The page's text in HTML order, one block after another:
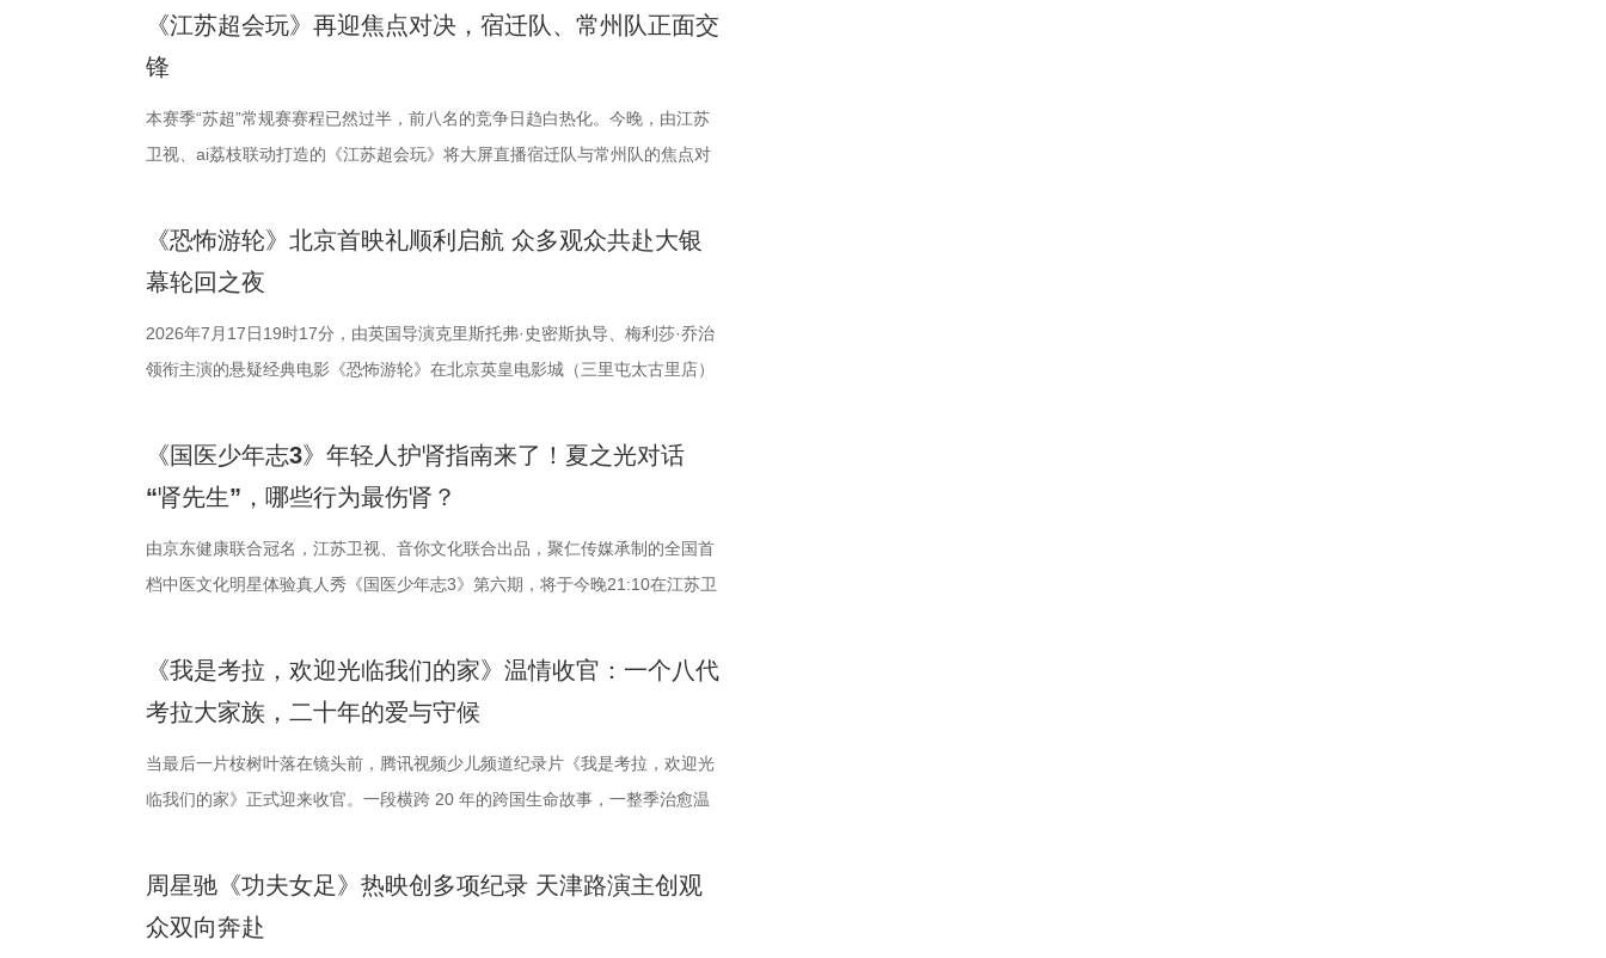
作，点亮IP改编新航向 作为本次活动的核心环节，第二届“中子星·小说月报影
《小说月报》《小说月报·大字版》《小说月报原创版》《科幻立方》四本知
名文学期刊2024年第9期至2025年第12期上刊载的480余篇小说中甄选出最具
影视改编潜力的佳作，旨在为影视行业输送优质文本，搭建文学与影视高效对
复评阶段共有18篇作品入围，涵盖短篇、中篇、科幻三大类别。经过终评评委
终评的9篇作品分别为： 活动现场，主办方为上榜作者颁发荣誉证书。榜单活
动总策划及推介人、著名编剧、导演陈宇对上榜作品进行了影视改编价值推
介。他结合市场前景与创作经验，深度剖析了每部作品的故事内核、人物塑造
引。 第二届“中子星·小说月报影视改编价值潜力榜”的圆满落幕不仅是对过往
耕优质文本，期待更多好故事从这里走向荧幕，持续为影视产业的高质量发展
注入不竭动力。 产业共振：1992造梦局开街，构筑影视文旅新地标 本次活动
的另一大亮点是1992造梦局的正式开街。作为盐城“短剧之城”建设的核心载
化”的全产业链影视生态。街区不仅拥有多种主题的实景拍摄基地，还配套了
站拍遍”的影视拍摄服务目标。 1992造梦局的开街，标志着盐城在影视文化产
业布局上迈出了坚实一步。潜力榜活动与街区载体的深度融合，将有效推动优
质文学IP在盐城落地转化，实现“内容”与“场景”的无缝对接。通过导入优质产
配套体系。 多方联动：共筑影视生态，赋能盐城文旅新篇 本次活动不仅是优
场，江苏世纪新城集团、中子星影业、百花文艺出版社共同签署了战略合作协
「观看」「典礼」「理解」「生活」「参与」五大主题活动单元，邀请每一个
连接的集体体验。 同步发布的主视觉海报与主题活动单元海报，以常熟热门徒
步路线“雄鹰线”为灵感、以“雕刻现在 飞向未来”为寓意，绚烂的湖面与斑斓的
线路相映成趣，将为观众打开一条光影与现实交织的道路，解锁影像艺术与城
湖光嘉年华下属的「观看」单元，将精选中外经典电影，为观众献上兼具艺术
深度融合常熟的自然肌理与人文底蕴，在常熟的湖光山色里搭建户外银幕，让
观众在不同的自然与文化场域中，获得前所未有的沉浸式光影体验。本次展映
影片，都将通过公益放映形式开放预约，借此让电影回归大众。 「典礼」单元
以“回望十年光影、致敬同行伙伴、开启全新未来”为主线，在表彰“拾光影人”
一个黄金时代的篇章。 每一次思想的碰撞，都将抵达梦的更深处 作为湖光嘉
年华的精神角落，「理解」单元将为观众呈现对谈系列活动。「沙龙」将以环
形交流、开放互动与轻社交形式，为不同电影爱好者提供一个全方位交流学习
打造专业电影课堂。「工作坊」将以沉浸式实践工作坊的形式，拓宽创作边
撞。 「参与」单元则将通过「光影极客限时创作赛」，面向全国遴选优质AI短
视频创作者，开展限时20小时的创作竞赛主题沙龙与作品展映，让更多人享受
“造梦”的乐趣。 梦的乐园不止光影，编织更多现实的乐趣 在电影之外，湖光嘉
活烟火气的沉浸式体验。「特色市集」结合电影元素，打造一场融合艺术灵感
律互动中点燃欢乐氛围。「全城多巴胺激活计划」则将贯穿全城开展打卡活
《江苏超会玩》再迎焦点对决，宿迁队、常州队正面交
锋
本赛季“苏超”常规赛赛程已然过半，前八名的竞争日趋白热化。今晚，由江苏
卫视、ai荔枝联动打造的《江苏超会玩》将大屏直播宿迁队与常州队的焦点对
袂为大家带来比赛的精彩解读。目前，在积分榜上，宿迁队与常州队同积12
球队的排名位次。 大胜无锡士气高涨，宿迁主场静候强敌 “苏超”上一个比赛
日，最精彩的对决当属宿迁队客场挑战无锡队。最终，宿迁队反客为主，凭借
高驰的梅开二度，以4:2战胜无锡队，终结对手不败金身。这场胜利，让宿迁
在他看来，无锡队是综合实力很强的队伍，自己和队友只能全程依靠高强度跑
力付出。”高驰表示。 目前，在积分榜上，宿迁队与常州队、苏州队同积12
分，凭借净胜球优势暂列第三位，与排名第二的无锡队也只有2分的差距。在
本轮无锡队轮空的情况下，宿迁队若能全取三分，将让自己的排名更进一步。
对任何一个对手都要立足于拼。本赛季开始前，张玉宁曾喊出“进入前八”的口
京队、苏州队、无锡队等传统强队，这支昔日并不被看好的球队一路高歌猛
进，正不断上演“霸王归来”的“好戏”。此番坐拥主场之利，宿迁队能乘胜追
击、连奏凯歌吗？ 常州摇身一变成“常威”，全力冲击四连胜 和宿迁队一样，新
届亚军南通队，而且最近三场比赛接连战胜镇江队、盐城队、连云港队，喜提
下来常州队将迎来“魔鬼”赛程，除了宿迁队之外，将陆续迎战泰州队、徐州
《恐怖游轮》北京首映礼顺利启航 众多观众共赴大银
幕轮回之夜
2026年7月17日19时17分，由英国导演克里斯托弗·史密斯执导、梅利莎·乔治
领衔主演的悬疑经典电影《恐怖游轮》在北京英皇电影城（三里屯太古里店）
被全球影迷奉为“无限循环题材鼻祖”的影片首次登陆内地大银幕。 17年经典首
精妙绝伦的叙事结构、层层递进的悬疑反转以及令人细思极恐的结局，成为无
数观众心中的烧脑神作。豆瓣评分长年保持在8.5，累计超过百万人打分，位
列豆瓣电影TOP250第191位。从论坛时代到短视频时代，从影迷圈层到大众
推演以及隐藏细节的分析至今仍层出不穷。 影片讲述了单亲母亲杰丝（梅利莎
一艘名为“埃俄罗斯”号的神秘游轮。这艘游轮早在1930年便已失踪，船上空无
一人。随处可见的血迹、神秘的指示、接踵而至的凶杀事件，将杰丝拖入一个
无法逃脱的恐怖轮回——她必须反复经历同一段噩梦，而每一次循环都隐藏着
陆内地影院。相比电脑与手机屏幕，大银幕所带来的沉浸体验将进一步放大影
一次命运轮回的开启，都将在影院里获得前所未有的震撼呈现。 沉浸式登船体
《国医少年志3》年轻人护肾指南来了！夏之光对话
“肾先生”，哪些行为最伤肾？
由京东健康联合冠名，江苏卫视、音你文化联合出品，聚仁传媒承制的全国首
档中医文化明星体验真人秀《国医少年志3》第六期，将于今晚21:10在江苏卫
健康、护肾课堂、健康求真等精彩内容。哪些健康误区值得警惕？又有哪些简
破解“中风谜案” “病发现场探案”再度开启，国医少年团化身“健康侦探”，从生
活环境、身体表现等线索中抽丝剥茧，还原病发真相。看似平常的生活习惯背
后，却暗藏健康危机，四人一路推理、层层分析，最终能否锁定真正病因？ 探
座”，一句“我有时候也会”瞬间把夏之光吓得连喊“快去医院”。随后，师父现场
边学边练，陈妍希却忍不住笑称：“动作越标准越好笑！” 观耳辨健康，国医少
《我是考拉，欢迎光临我们的家》温情收官：一个八代
考拉大家族，二十年的爱与守候
当最后一片桉树叶落在镜头前，腾讯视频少儿频道纪录片《我是考拉，欢迎光
临我们的家》正式迎来收官。一段横跨 20 年的跨国生命故事，一整季治愈温
爱的考拉、动人的保育故事与专业详实的自然科普深深打动，留下许多触动人
松弛日常 整部纪录片没有戏剧化冲突，只用纯粹纪实镜头捕捉考拉家族的松弛
周星驰《功夫女足》热映创多项纪录 天津路演主创观
众双向奔赴